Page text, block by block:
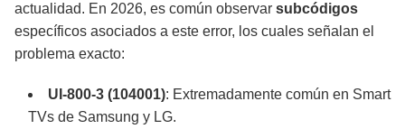
actualidad. En 2026, es común observar subcódigos
específicos asociados a este error, los cuales señalan el
problema exacto:
UI-800-3 (104001): Extremadamente común en Smart
TVs de Samsung y LG.